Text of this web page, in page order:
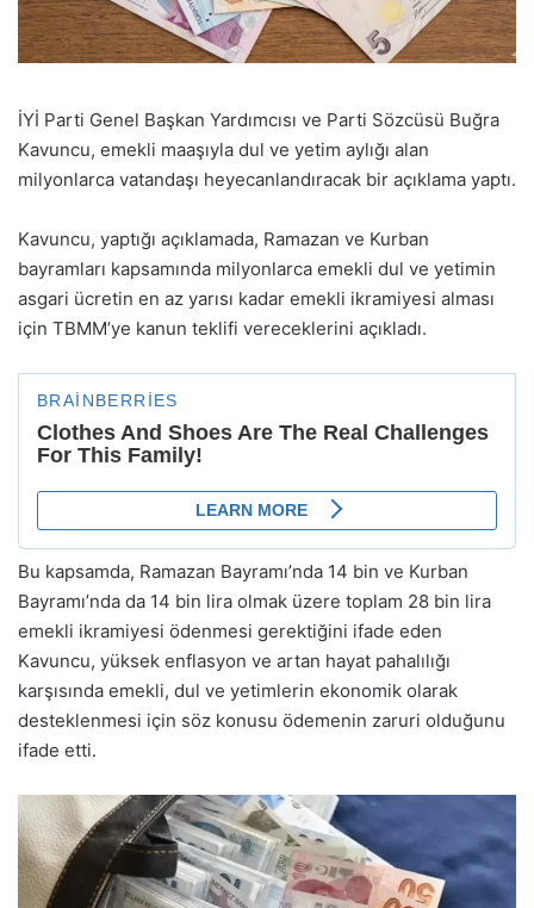
İYİ Parti Genel Başkan Yardımcısı ve Parti Sözcüsü Buğra
Kavuncu, emekli maaşıyla dul ve yetim aylığı alan
milyonlarca vatandaşı heyecanlandıracak bir açıklama yaptı.
Kavuncu, yaptığı açıklamada, Ramazan ve Kurban
bayramları kapsamında milyonlarca emekli dul ve yetimin
asgari ücretin en az yarısı kadar emekli ikramiyesi alması
için TBMM’ye kanun teklifi vereceklerini açıkladı.
Bu kapsamda, Ramazan Bayramı’nda 14 bin ve Kurban
Bayramı’nda da 14 bin lira olmak üzere toplam 28 bin lira
emekli ikramiyesi ödenmesi gerektiğini ifade eden
Kavuncu, yüksek enflasyon ve artan hayat pahalılığı
karşısında emekli, dul ve yetimlerin ekonomik olarak
desteklenmesi için söz konusu ödemenin zaruri olduğunu
ifade etti.